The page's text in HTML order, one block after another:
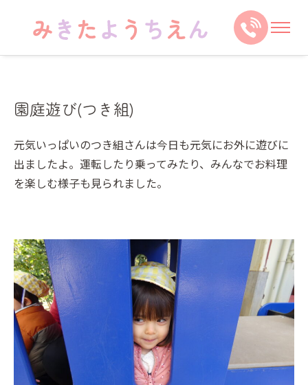
園庭遊び(つき組)
元気いっぱいのつき組さんは今日も元気にお外に遊びに
出ましたよ。運転したり乗ってみたり、みんなでお料理
を楽しむ様子も見られました。